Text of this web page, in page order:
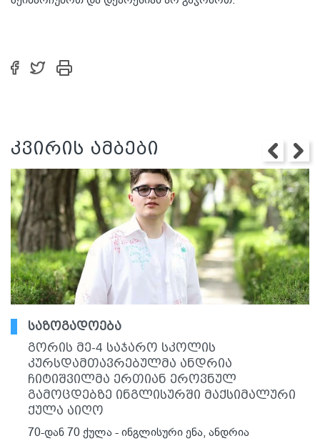
კვირის ამბები
საზოგადოება
გორის მე-4 საჯარო სკოლის
კურსდამთავრებულმა ანდრია
ჩიტიშვილმა ერთიან ეროვნულ
გამოცდებზე ინგლისურში მაქსიმალური
ქულა აიღო
70-დან 70 ქულა - ინგლისური ენა, ანდრია